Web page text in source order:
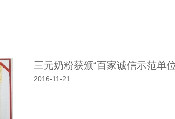
三元奶粉获颁“百家诚信示范单
2016-11-21